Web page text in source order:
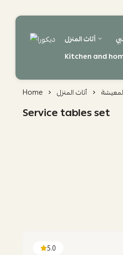
أثاث المنزل
Kitchen and
Home أثاث المنزل
Service tables set
5.0